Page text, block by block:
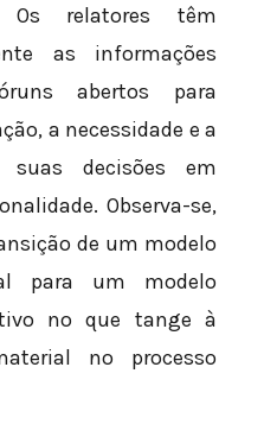
Os relatores têm
as informações
abertos para
a necessidade e a
suas decisões em
Observa-se,
de um modelo
para um modelo
no que tange à
no processo